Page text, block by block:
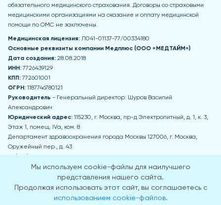
обязательного медицинского страхования. Договоры со страховыми
медицинскими организациями на оказание и оплату медицинской
помощи по ОМС не заключены.
Медицинская лицензия: Л041-01137-77/00334180
Основные реквизиты компании Медплюс (ООО «МЕДТАЙМ»)
Дата создания: 28.08.2018
ИНН:7726439129
КПП:772601001
ОГРН: 1187746780121
Руководитель - Генеральный директор: Шуров Василий
Александрович
Юридический адрес: 115230, г. Москва, пр-д Электролитный, д. 1, к. 3,
Этаж 1, помещ. IVа, ком. 8
Департамент здравоохранения города Москвы 127006, г. Москва,
Оружейный пер., д. 43
zdrav@mos.ru
Пн-Чт: 8:00-17:00 Пт: 8:00-15:45 Обед: 12:30-13:15 Сб, Вс - выходные дни
Приемная Департамента здравоохранения города Москвы
Мы используем cookie-файлы для наилучшего
представления нашего сайта.
Продолжая использовать этот сайт, вы соглашаетесь с
использованием cookie-файлов.